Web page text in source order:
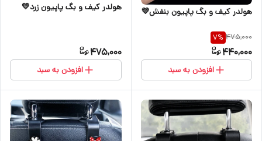
هولدر کیف و بگ پاپیون بنفش💜
475,000
7%
440,000
افزودن به سبد
هولدر کیف و بگ پاپیون زرد💛
475,000
افزودن به سبد